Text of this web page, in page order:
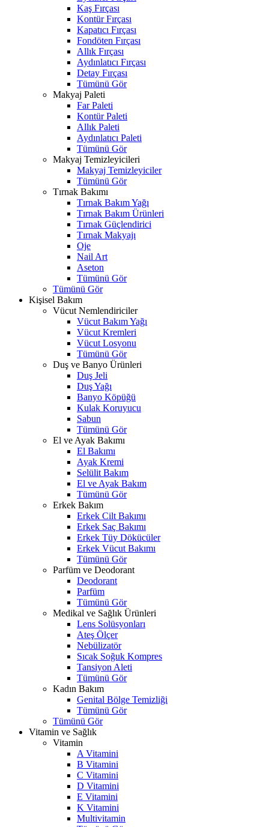
Kaş Fırçası
Kontür Fırçası
Kapatıcı Fırçası
Fondöten Fırçası
Allık Fırçası
Aydınlatıcı Fırçası
Detay Fırçası
Tümünü Gör
Makyaj Paleti
Far Paleti
Kontür Paleti
Allık Paleti
Aydınlatıcı Paleti
Tümünü Gör
Makyaj Temizleyicileri
Makyaj Temizleyiciler
Tümünü Gör
Tırnak Bakımı
Tırnak Bakım Yağı
Tırnak Bakım Ürünleri
Tırnak Güçlendirici
Tırnak Makyajı
Oje
Nail Art
Aseton
Tümünü Gör
Tümünü Gör
Kişisel Bakım
Vücut Nemlendiriciler
Vücut Bakım Yağı
Vücut Kremleri
Vücut Losyonu
Tümünü Gör
Duş ve Banyo Ürünleri
Duş Jeli
Duş Yağı
Banyo Köpüğü
Kulak Koruyucu
Sabun
Tümünü Gör
El ve Ayak Bakımı
El Bakımı
Ayak Kremi
Selülit Bakım
El ve Ayak Bakım
Tümünü Gör
Erkek Bakım
Erkek Cilt Bakımı
Erkek Saç Bakımı
Erkek Tüy Dökücüler
Erkek Vücut Bakımı
Tümünü Gör
Parfüm ve Deodorant
Deodorant
Parfüm
Tümünü Gör
Medikal ve Sağlık Ürünleri
Lens Solüsyonları
Ateş Ölçer
Nebülizatör
Sıcak Soğuk Kompres
Tansiyon Aleti
Tümünü Gör
Kadın Bakım
Genital Bölge Temizliği
Tümünü Gör
Tümünü Gör
Vitamin ve Sağlık
Vitamin
A Vitamini
B Vitamini
C Vitamini
D Vitamini
E Vitamini
K Vitamini
Multivitamin